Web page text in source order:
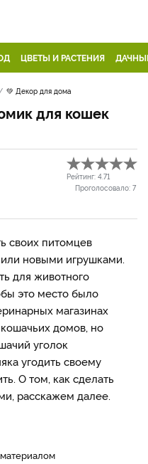
ЦВЕТЫ И РАСТЕНИЯ
💚 Декор для дома
для кошек
Рейтинг: 4.71
Проголосовало: 7
своих питомцев
новыми игрушками.
для животного
это место было
магазинах
домов, но
уголок
угодить своему
О том, как сделать
расскажем далее.